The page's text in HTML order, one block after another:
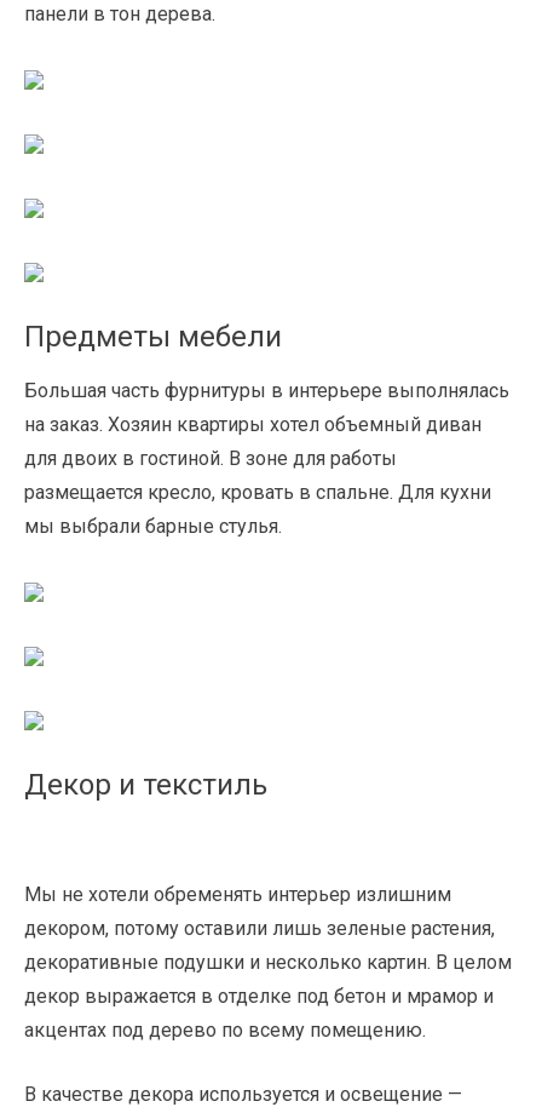
панели в тон дерева.
Предметы мебели
Большая часть фурнитуры в интерьере выполнялась
на заказ. Хозяин квартиры хотел объемный диван
для двоих в гостиной. В зоне для работы
размещается кресло, кровать в спальне. Для кухни
мы выбрали барные стулья.
Декор и текстиль
Мы не хотели обременять интерьер излишним
декором, потому оставили лишь зеленые растения,
декоративные подушки и несколько картин. В целом
декор выражается в отделке под бетон и мрамор и
акцентах под дерево по всему помещению.
В качестве декора используется и освещение —